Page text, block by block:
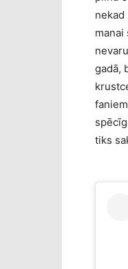
nekad
manai
gadā,
tiks